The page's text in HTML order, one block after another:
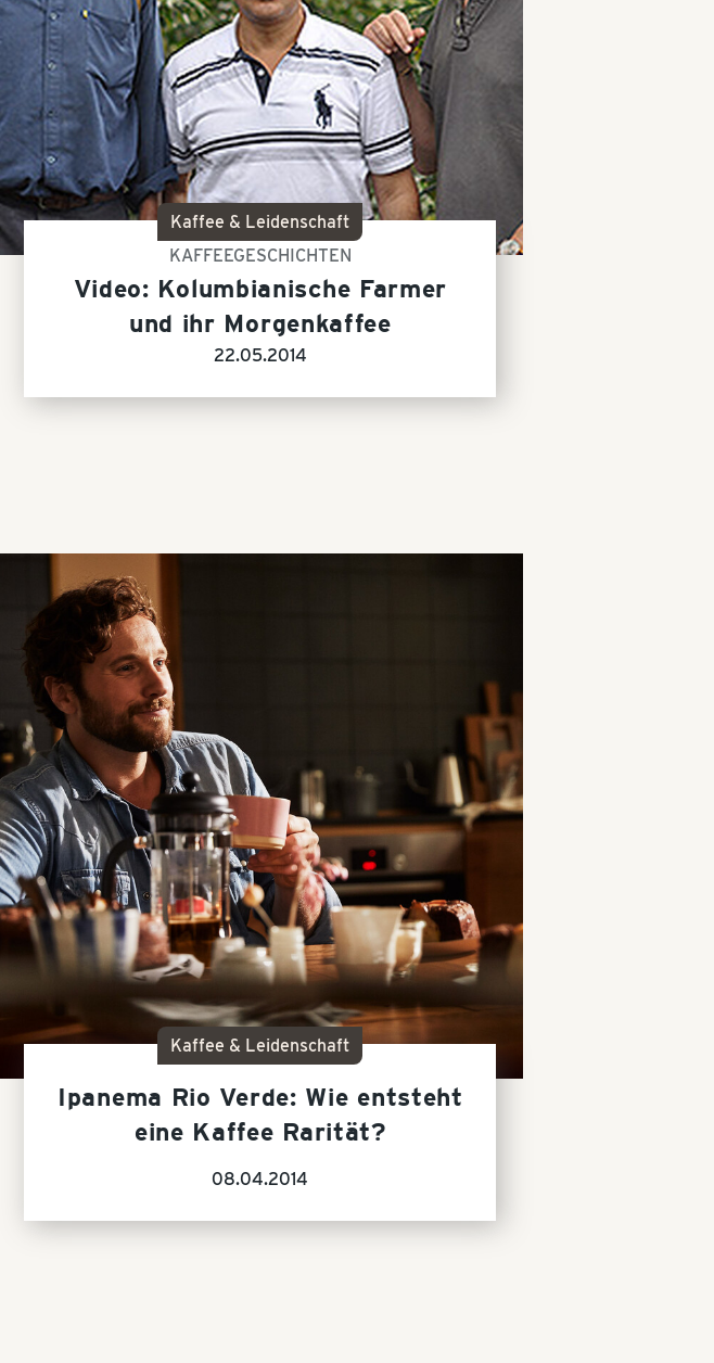
Kaffee & Leidenschaft
KAFFEEGESCHICHTEN
Video: Kolumbianische Farmer
und ihr Morgenkaffee
22.05.2014
Kaffee & Leidenschaft
Ipanema Rio Verde: Wie entsteht
eine Kaffee Rarität?
08.04.2014